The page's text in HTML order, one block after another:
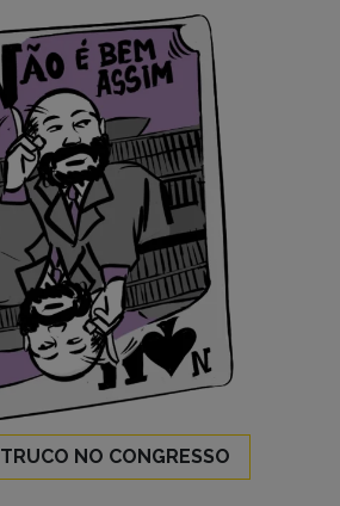
TRUCO NO CONGRESSO